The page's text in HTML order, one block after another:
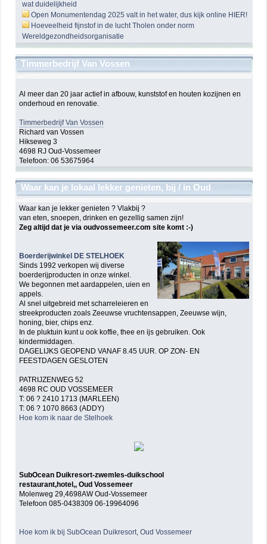
wat duidelijkheid
Open Monumentendag 2025 valt in het water, dus kijk online HIER!
Hoeveelheid fijnstof in de lucht Tholen onder norm
Wereldgezondheidsorganisatie
Timmerbedrijf Van Vossen
Al meer dan 20 jaar actief in afbouw, kunststof en houten kozijnen en
onderhoud en renovatie.
Timmerbedrijf Van Vossen
Richard van Vossen
Hikseweg 3
4698 RJ Oud-Vossemeer
Telefoon: 06 53675964
Waar kan je lokaal lekker genieten, bij / in Oud
Vossemeer ?
Waar kan je lekker genieten ? Vlakbij ?
van eten, snoepen, drinken en gezellig samen zijn!
Zeg altijd dat je via oudvossemeer.com site komt :-)
Boerderijwinkel DE STELHOEK
Sinds 1992 verkopen wij diverse
boerderijproducten in onze winkel.
We begonnen met aardappelen, uien en
appels.
Al snel uitgebreid met scharreleieren en
streekproducten zoals Zeeuwse vruchtensappen, Zeeuwse wijn,
honing, bier, chips enz.
In de pluktuin kunt u ook koffie, thee en ijs gebruiken. Ook
kindermiddagen.
DAGELIJKS GEOPEND VANAF 8.45 UUR. OP ZON- EN
FEESTDAGEN GESLOTEN
PATRIJZENWEG 52
4698 RC OUD VOSSEMEER
T: 06 ? 2410 1713 (MARLEEN)
T: 06 ? 1070 8663 (ADDY)
Hoe kom ik naar de Stelhoek
SubOcean Duikresort-zwemles-duikschool
restaurant,hotel,, Oud Vossemeer
Molenweg 29,4698AW Oud-Vossemeer
Telefoon 085-0438309 06-19964096
Hoe kom ik bij SubOcean Duikresort, Oud Vossemeer